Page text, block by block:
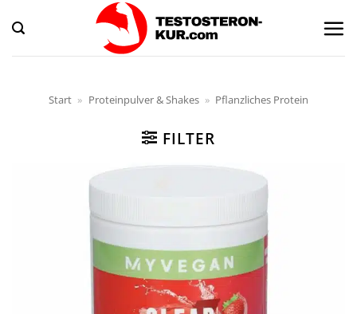
Inhalt
springen
Start » Proteinpulver & Shakes » Pflanzliches Protein
FILTER